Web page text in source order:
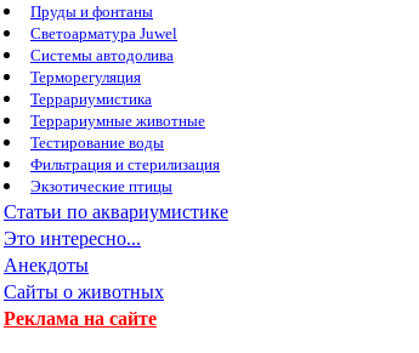
Пруды и фонтаны
Светоарматура Juwel
Системы автодолива
Терморегуляция
Террариумистика
Террариумные животные
Тестирование воды
Фильтрация и стерилизация
Экзотические птицы
Статьи по аквариумистике
Это интересно...
Анекдоты
Сайты о животных
Реклама на сайте